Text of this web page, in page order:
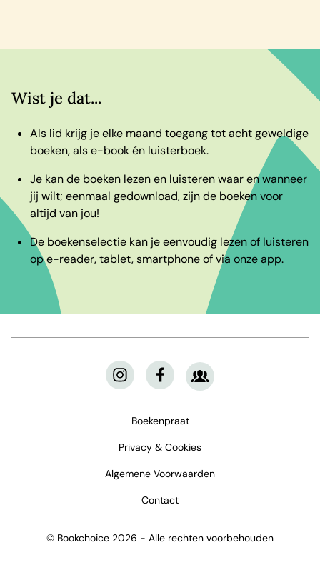
Wist je dat...
Als lid krijg je elke maand toegang tot acht geweldige
boeken, als e-book én luisterboek.
Je kan de boeken lezen en luisteren waar en wanneer
jij wilt; eenmaal gedownload, zijn de boeken voor
altijd van jou!
De boekenselectie kan je eenvoudig lezen of luisteren
op e-reader, tablet, smartphone of via onze app.
Boekenpraat
Privacy & Cookies
Algemene Voorwaarden
Contact
© Bookchoice 2026 - Alle rechten voorbehouden